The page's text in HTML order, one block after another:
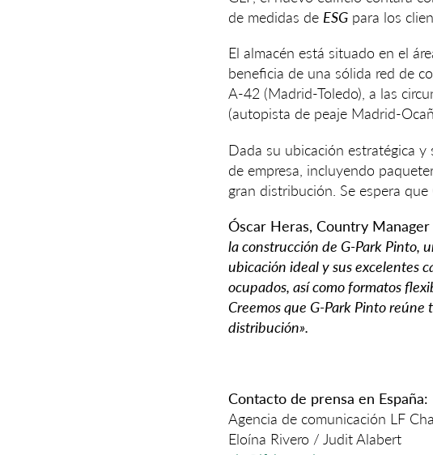
de medidas de ESG para los
El almacén está situado en el
beneficia de una sólida red de
A-42 (Madrid-Toledo), a las
(autopista de peaje Madrid-
Dada su ubicación estratégica
de empresa, incluyendo
gran distribución. Se espera
Óscar Heras, Country Manager
la construcción de G-Park Pinto,
ubicación ideal y sus excelentes
ocupados, así como formatos
Creemos que G-Park Pinto reúne
distribución».
Contacto de prensa en España:
Agencia de comunicación LF
Eloína Rivero / Judit Alabert